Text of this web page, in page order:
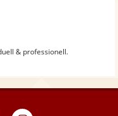
& professionell.